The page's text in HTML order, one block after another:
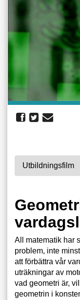
Utbildningsfilm
All matematik har
problem, inte
att förbättra vår
uträkningar av
vad geometri är,
geometrin i